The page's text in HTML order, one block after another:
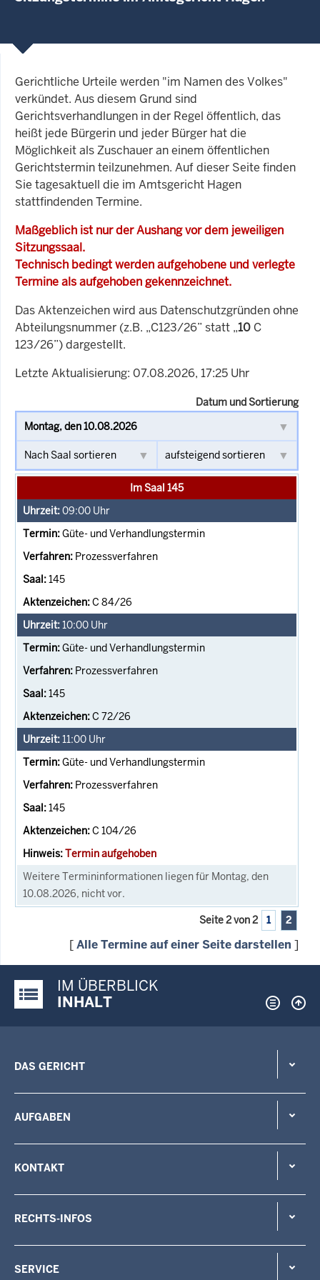
Gerichtliche Urteile werden "im Namen des Volkes"
verkündet. Aus diesem Grund sind
Gerichtsverhandlungen in der Regel öffentlich, das
heißt jede Bürgerin und jeder Bürger hat die
Möglichkeit als Zuschauer an einem öffentlichen
Gerichtstermin teilzunehmen. Auf dieser Seite finden
Sie tagesaktuell die im Amtsgericht Hagen
stattfindenden Termine.
Maßgeblich ist nur der Aushang vor dem jeweiligen
Sitzungssaal.
Technisch bedingt werden aufgehobene und verlegte
Termine als aufgehoben gekennzeichnet.
Das Aktenzeichen wird aus Datenschutzgründen ohne
Abteilungsnummer (z.B. „C123/26” statt „10 C
123/26”) dargestellt.
Letzte Aktualisierung: 07.08.2026, 17:25 Uhr
Datum und Sortierung
Im Saal 145
09:00 Uhr
Güte- und Verhandlungstermin
Prozessverfahren
145
C 84/26
10:00 Uhr
Güte- und Verhandlungstermin
Prozessverfahren
145
C 72/26
11:00 Uhr
Güte- und Verhandlungstermin
Prozessverfahren
145
C 104/26
Termin aufgehoben
Weitere Termininformationen liegen für Montag, den
10.08.2026, nicht vor.
Seite 2 von 2 1 2
[Alle Termine auf einer Seite darstellen ]
Justiz-Portal im Überblick:
IM ÜBERBLICK
INHALT
DAS GERICHT
AUFGABEN
KONTAKT
RECHTS-INFOS
SERVICE